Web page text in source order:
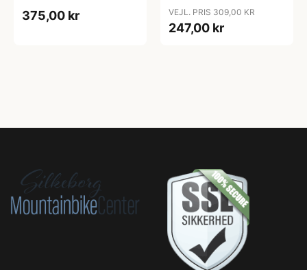
XXL
375,00 kr VEJL. PRIS 309,00 KR
247,00 kr